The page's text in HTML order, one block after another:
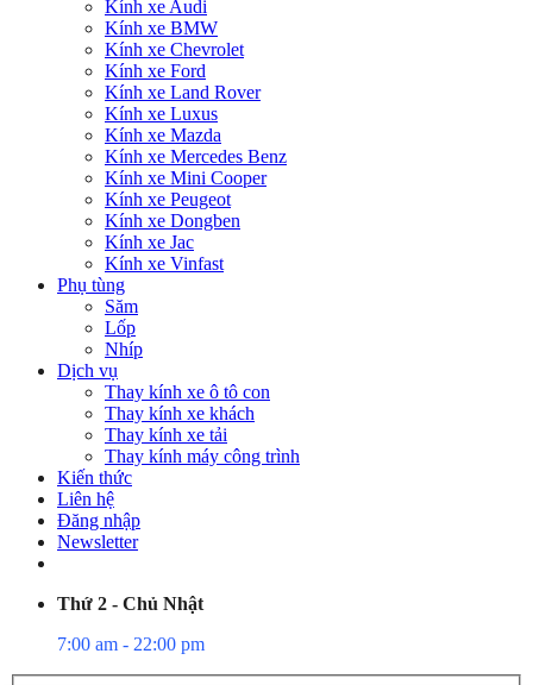
Kính xe Audi
Kính xe BMW
Kính xe Chevrolet
Kính xe Ford
Kính xe Land Rover
Kính xe Luxus
Kính xe Mazda
Kính xe Mercedes Benz
Kính xe Mini Cooper
Kính xe Peugeot
Kính xe Dongben
Kính xe Jac
Kính xe Vinfast
Phụ tùng
Săm
Lốp
Nhíp
Dịch vụ
Thay kính xe ô tô con
Thay kính xe khách
Thay kính xe tải
Thay kính máy công trình
Kiến thức
Liên hệ
Đăng nhập
Newsletter
Thứ 2 - Chủ Nhật
7:00 am - 22:00 pm